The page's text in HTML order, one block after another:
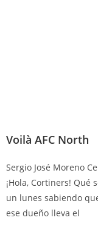
Voilà AFC North
Sergio José Moreno
¡Hola, Cortiners! Qué
un lunes sabiendo
ese dueño lleva el